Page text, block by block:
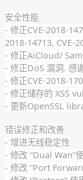
安全性能
- 修正CVE-2018-
2018-14713, CVE-
- 修正AiCloud/
- 修正DoS 漏洞. 感
- 修正CVE-2018-
- 修正储存的 XSS
- 更新OpenSSL
错误修正和改善
- 增进无线稳定性
- 修改 “Dual Wan”
- 修改 “Port